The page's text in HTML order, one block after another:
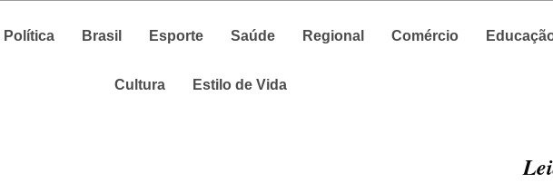
Política Brasil Esporte Saúde Regional Comércio
Cultura Estilo de Vida